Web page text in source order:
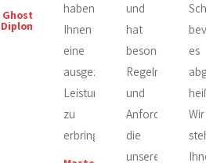
Ghostwriter
Diplomarbeit
haben,
Ihnen
eine
ausgezeichnete
Leistung
zu
erbringen.
und
hat
besondere
Regeln
und
Anforderungen,
die
unsere
es
Wir